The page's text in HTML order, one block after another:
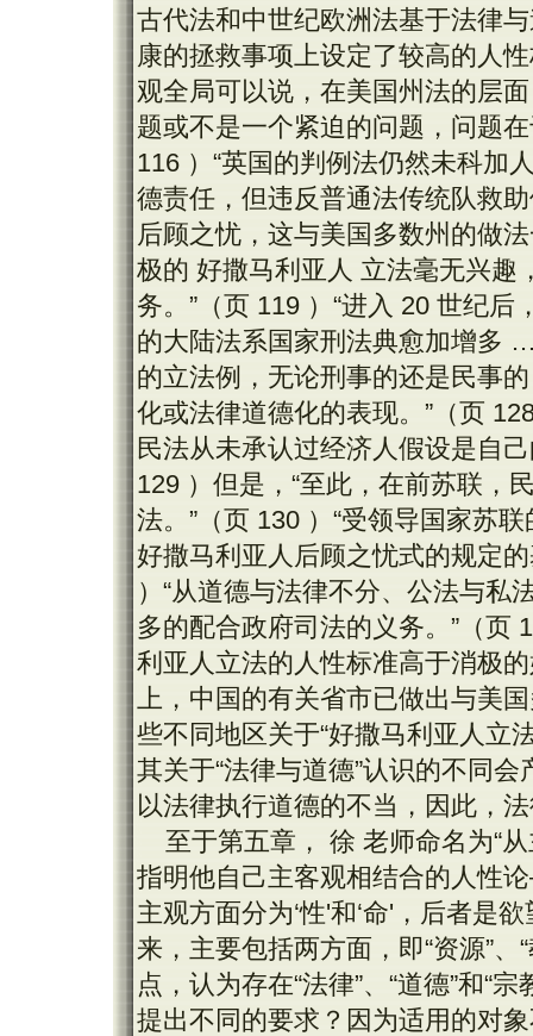
古代法和中世纪欧洲法基于法律
康的拯救事项上设定了较高的人
观全局可以说，在美国州法的层
题或不是一个紧迫的问题，问题
116 ）“英国的判例法仍然未科加
德责任，但违反普通法传统队救
后顾之忧，这与美国多数州的做
极的 好撒马利亚人 立法毫无兴趣
务。”（页 119 ）“进入 20 世纪
的大陆法系国家刑法典愈加增多
的立法例，无论刑事的还是民事
化或法律道德化的表现。”（页
民法从未承认过经济人假设是自
129 ）但是，“至此，在前苏联，
法。”（页 130 ）“受领导国家苏
好撒马利亚人后顾之忧式的规定
）“从道德与法律不分、公法与私
多的配合政府司法的义务。”（页
利亚人立法的人性标准高于消极
上，中国的有关省市已做出与美
些不同地区关于“好撒马利亚人立
其关于“法律与道德”认识的不同
以法律执行道德的不当，因此，
至于第五章， 徐 老师命名为“
指明他自己主客观相结合的人性
主观方面分为‘性'和‘命'，后者是
来，主要包括两方面，即“资源”、
点，认为存在“法律”、“道德”和“
提出不同的要求？因为适用的对